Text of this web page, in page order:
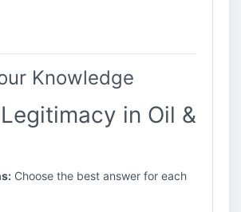
Knowledge
in Oil &
Choose the best answer for each